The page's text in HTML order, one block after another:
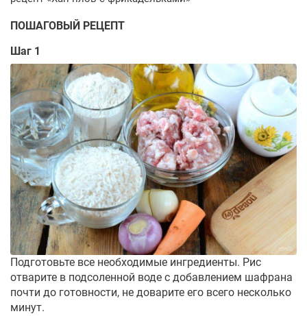
ПОШАГОВЫЙ РЕЦЕПТ
Шаг 1
Подготовьте все необходимые ингредиенты. Рис
отварите в подсоленной воде с добавлением шафрана
почти до готовности, не доварите его всего несколько
минут.